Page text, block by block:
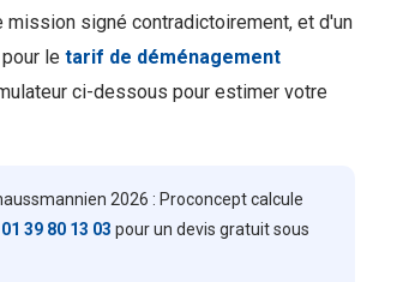
mission signé contradictoirement, et d'un
le tarif de déménagement
ci-dessous pour estimer votre
2026 : Proconcept calcule
01 39 80 13 03 pour un devis gratuit sous